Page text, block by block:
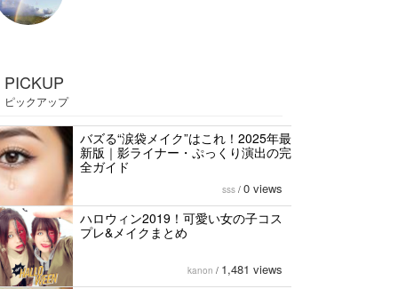
PICKUP
ピックアップ
バズる“涙袋メイク”はこれ！2025年最
新版｜影ライナー・ぷっくり演出の完
全ガイド
sss / 0 views
ハロウィン2019！可愛い女の子コス
プレ&メイクまとめ
kanon / 1,481 views